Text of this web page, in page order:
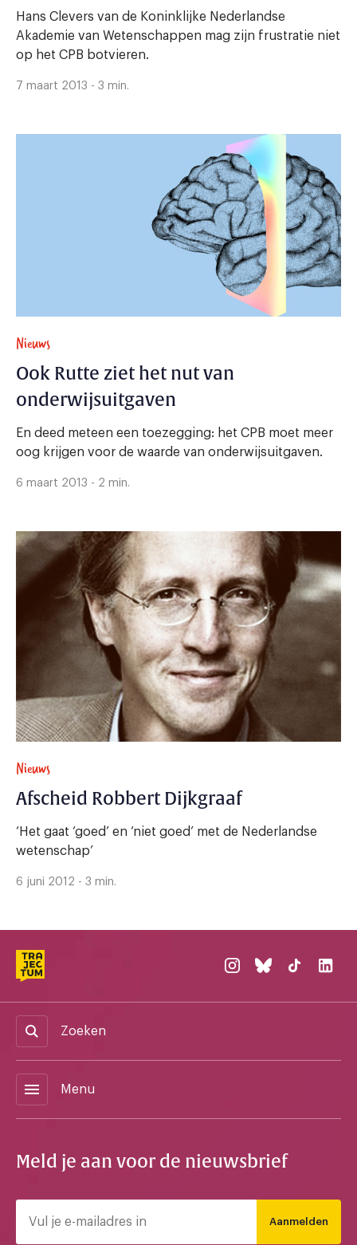
Hans Clevers van de Koninklijke Nederlandse
Akademie van Wetenschappen mag zijn frustratie niet
op het CPB botvieren.
7 maart 2013 - 3 min.
Nieuws
Ook Rutte ziet het nut van
onderwijsuitgaven
En deed meteen een toezegging: het CPB moet meer
oog krijgen voor de waarde van onderwijsuitgaven.
6 maart 2013 - 2 min.
Nieuws
Afscheid Robbert Dijkgraaf
‘Het gaat ‘goed’ en ‘niet goed’ met de Nederlandse
wetenschap’
6 juni 2012 - 3 min.
Zoeken
menu Menu
Meld je aan voor de nieuwsbrief
Aanmelden